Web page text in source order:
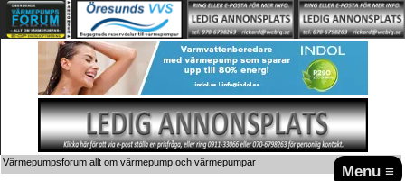
Menu ≡
Värmepumpsforum allt om värmepump och värmepumpar